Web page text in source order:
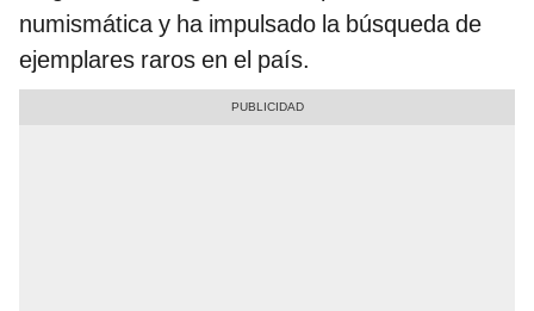
numismática y ha impulsado la búsqueda de
ejemplares raros en el país.